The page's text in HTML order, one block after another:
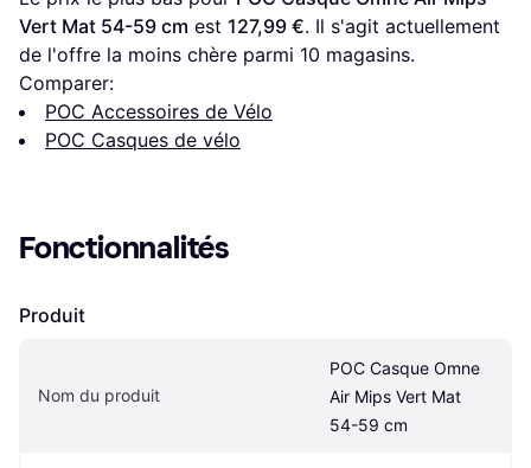
Vert Mat 54-59 cm est 127,99 €. Il s'agit actuellement
de l'offre la moins chère parmi 10 magasins.
Comparer:
POC Accessoires de Vélo
POC Casques de vélo
Fonctionnalités
Produit
Nom du produit
POC Casque Omne
Air Mips Vert Mat
54-59 cm